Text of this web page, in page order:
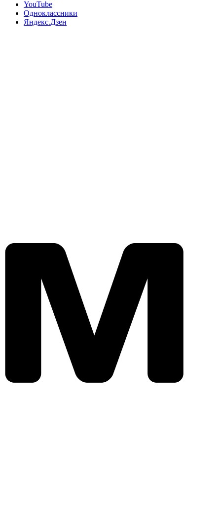
YouTube
Одноклассники
Яндекс.Дзен